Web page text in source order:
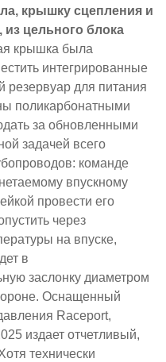
крышку сцепления и
цельного блока
крышка была
интегрированные
для питания
поликарбонатными
за обновленными
задачей всего
команде
впускному
провести его
через
на впуске,
в
заслонку диаметром
Оснащенный
Raceport,
издает отчетливый,
технически